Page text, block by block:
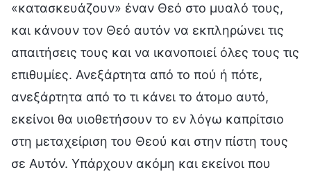
«κατασκευάζουν» έναν Θεό στο μυαλό τους,
και κάνουν τον Θεό αυτόν να εκπληρώνει τις
απαιτήσεις τους και να ικανοποιεί όλες τους τις
επιθυμίες. Ανεξάρτητα από το πού ή πότε,
ανεξάρτητα από το τι κάνει το άτομο αυτό,
εκείνοι θα υιοθετήσουν το εν λόγω καπρίτσιο
στη μεταχείριση του Θεού και στην πίστη τους
σε Αυτόν. Υπάρχουν ακόμη και εκείνοι που